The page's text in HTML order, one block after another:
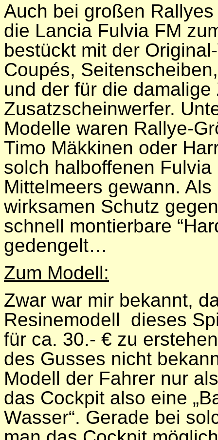
Auch bei großen
die Lancia Fulvia FM
bestückt mit der
Coupés,
und der für die
Zusatzscheinwerfer.
Modelle waren Rallye-
Timo Mäkkinen oder
solch halboffenen
Mittelmeers gewann.
wirksamen Schutz
schnell montierbare
gedengelt…
Zum Modell:
Zwar war mir bekannt,
Resinemodell
dieses
für ca. 30.- € zu
des Gusses nicht
Modell der Fahrer nur
das Cockpit also eine
Wasser“. Gerade bei